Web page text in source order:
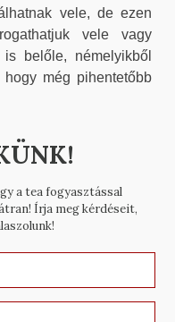
vele, de ezen
vele vagy
is belőle, némelyikből
még pihentetőbb
a tea fogyasztással
Írja meg kérdéseit,